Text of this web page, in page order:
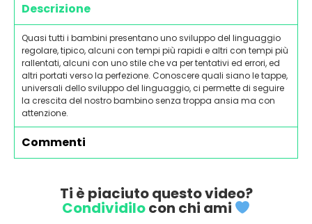
Descrizione
Quasi tutti i bambini presentano uno sviluppo del linguaggio
regolare, tipico, alcuni con tempi più rapidi e altri con tempi più
rallentati, alcuni con uno stile che va per tentativi ed errori, ed
altri portati verso la perfezione. Conoscere quali siano le tappe,
universali dello sviluppo del linguaggio, ci permette di seguire
la crescita del nostro bambino senza troppa ansia ma con
attenzione.
Commenti
Ti è piaciuto questo video?
Condividilocon chi ami